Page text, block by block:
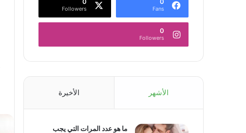
Fans
Followers
0
Followers
الأشهر الأخيرة
ما هو عدد المرات التي يجب